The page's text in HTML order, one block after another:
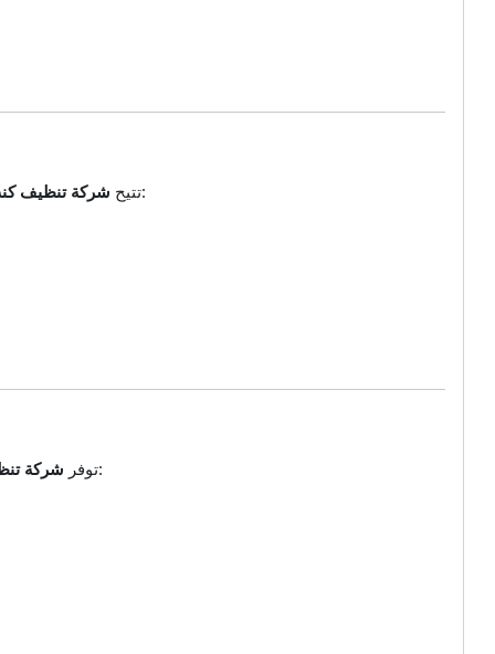
تتيح شركة تنظيف خدمة تنظيف الكنب داخل المنزل دون الحاجة لنقله، مما يوفر الوقت والجهد على العميل:
توفر شركة أيضًا خدمات تنظيف الكنب في المنشآت التجارية مثل الفنادق، المكاتب، والنوادي: